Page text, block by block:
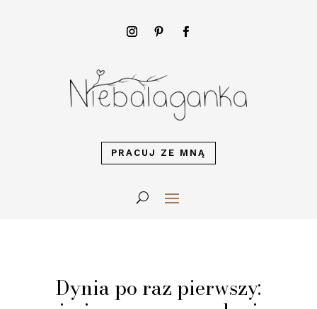
PRACUJ ZE MNĄ
Dynia po raz pierwszy: